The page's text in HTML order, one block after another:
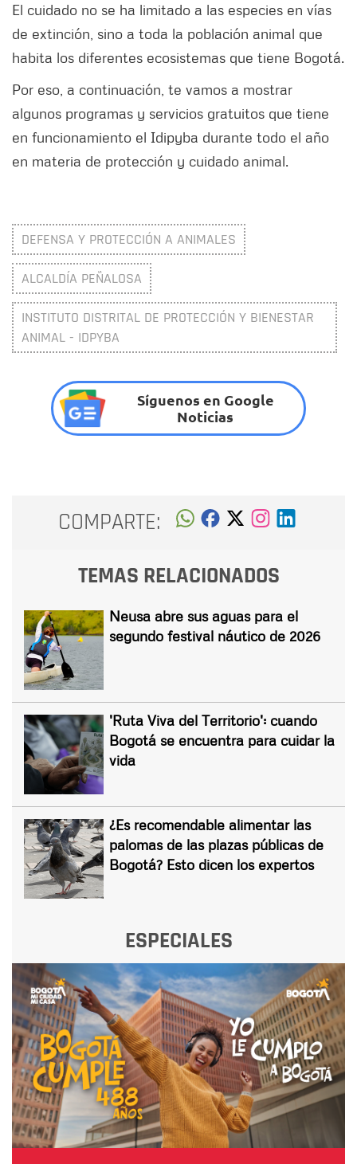
El cuidado no se ha limitado a las especies en vías
de extinción, sino a toda la población animal que
habita los diferentes ecosistemas que tiene Bogotá.
Por eso, a continuación, te vamos a mostrar
algunos programas y servicios gratuitos que tiene
en funcionamiento el Idipyba durante todo el año
en materia de protección y cuidado animal.
DEFENSA Y PROTECCIÓN A ANIMALES
ALCALDÍA PEÑALOSA
INSTITUTO DISTRITAL DE PROTECCIÓN Y BIENESTAR
ANIMAL - IDPYBA
Síguenos en Google
Noticias
COMPARTE:
TEMAS RELACIONADOS
Neusa abre sus aguas para el
segundo festival náutico de 2026
'Ruta Viva del Territorio': cuando
Bogotá se encuentra para cuidar la
vida
¿Es recomendable alimentar las
palomas de las plazas públicas de
Bogotá? Esto dicen los expertos
ESPECIALES